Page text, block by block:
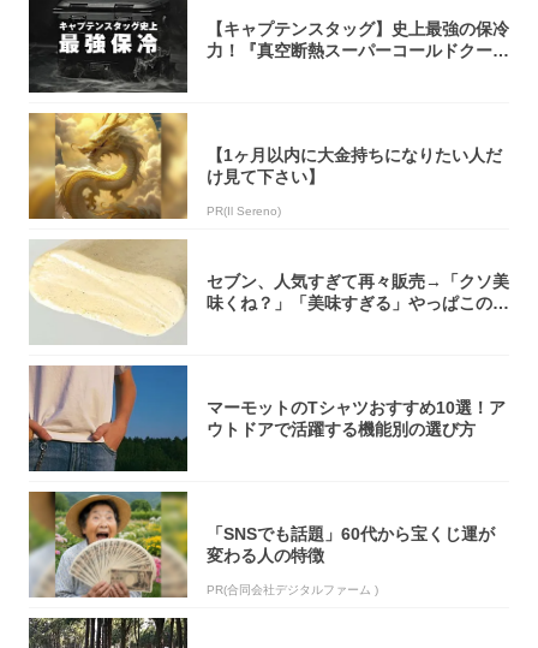
【キャプテンスタッグ】史上最強の保冷
力！『真空断熱スーパーコールドクーラ
【1ヶ月以内に大金持ちになりたい人だ
け見て下さい】
PR(Il Sereno)
セブン、人気すぎて再々販売→「クソ美
味くね？」「美味すぎる」やっぱこのク
マーモットのTシャツおすすめ10選！ア
ウトドアで活躍する機能別の選び方
「SNSでも話題」60代から宝くじ運が
変わる人の特徴
PR(合同会社デジタルファーム )